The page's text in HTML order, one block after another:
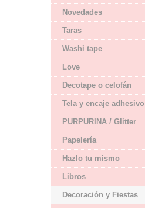
Novedades
Taras
Washi tape
Love
Decotape o celofán
Tela y encaje adhesivo
PURPURINA / Glitter
Papelería
Hazlo tu mismo
Libros
Decoración y Fiestas